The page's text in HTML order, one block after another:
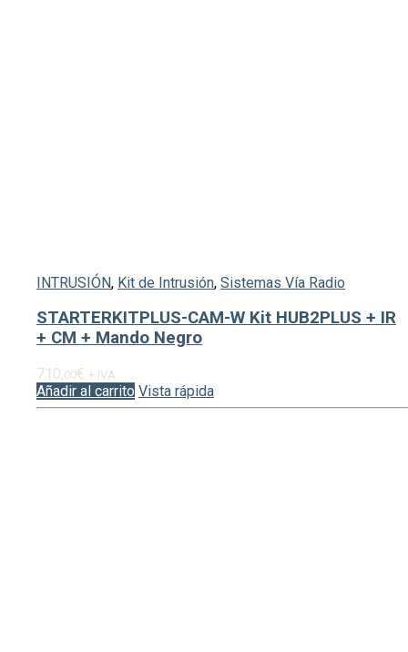
INTRUSIÓN, Kit de Intrusión, Sistemas Vía Radio
STARTERKITPLUS-CAM-W Kit HUB2PLUS + IR
+ CM + Mando Negro
710,00€ + IVA
Añadir al carrito Vista rápida